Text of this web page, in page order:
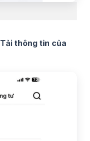
Tải thông tin của